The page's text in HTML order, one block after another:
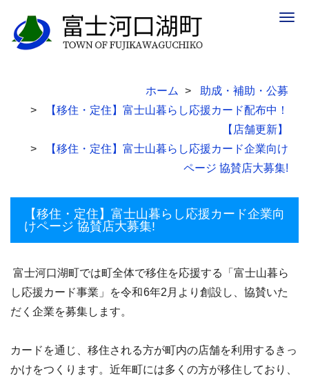
ホーム
助成・補助・公募
【移住・定住】富士山暮らし応援カード配布中！
【店舗更新】
【移住・定住】富士山暮らし応援カード企業向け
ページ 協賛店大募集!
【移住・定住】富士山暮らし応援カード企業向
けページ 協賛店大募集!
富士河口湖町では町全体で移住を応援する「富士山暮ら
し応援カード事業」を令和6年2月より創設し、協賛いた
だく企業を募集します。
カードを通じ、移住される方が町内の店舗を利用するきっ
かけをつくります。近年町には多くの方が移住しており、